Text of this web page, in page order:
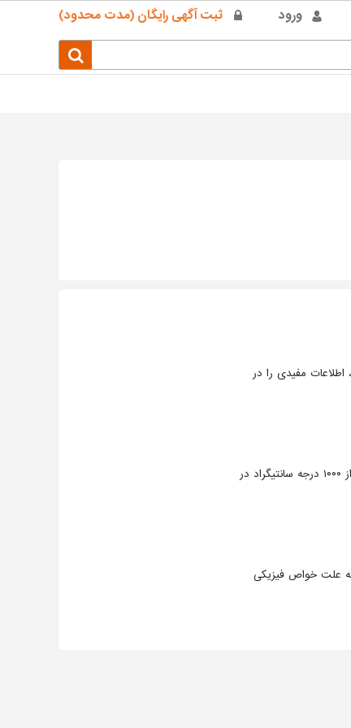
ورود ثبت آگهی رایگان (مدت محدود)
مفیدی را در
دانه های سبک لیکا با حرارت دادن برخی از انواع رس تا دمای بالاتر از ۱۰۰۰ درجه سانتیگراد در
علت خواص فیزیکی